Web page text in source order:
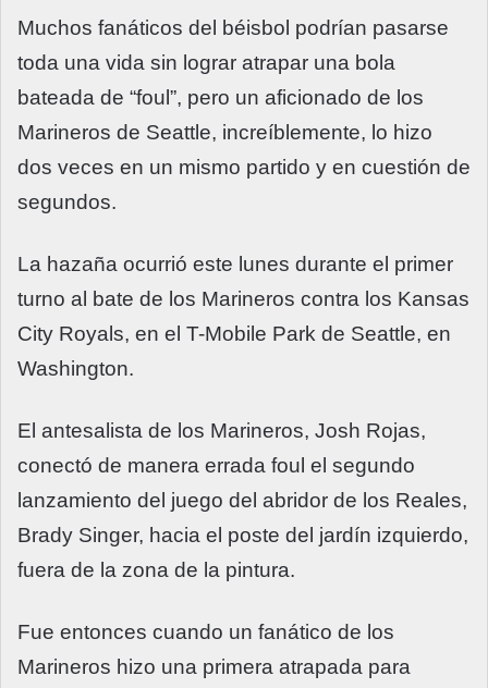
Muchos fanáticos del béisbol podrían pasarse
toda una vida sin lograr atrapar una bola
bateada de “foul”, pero un aficionado de los
Marineros de Seattle, increíblemente, lo hizo
dos veces en un mismo partido y en cuestión de
segundos.
La hazaña ocurrió este lunes durante el primer
turno al bate de los Marineros contra los Kansas
City Royals, en el T-Mobile Park de Seattle, en
Washington.
El antesalista de los Marineros, Josh Rojas,
conectó de manera errada foul el segundo
lanzamiento del juego del abridor de los Reales,
Brady Singer, hacia el poste del jardín izquierdo,
fuera de la zona de la pintura.
Fue entonces cuando un fanático de los
Marineros hizo una primera atrapada para